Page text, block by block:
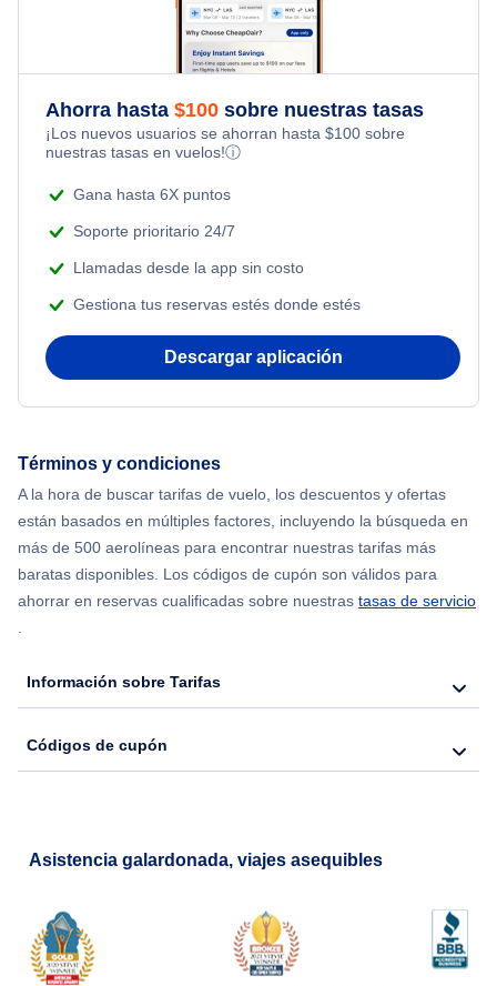
Flights Under $199
Flights from Toronto to Shanghai
Flights from Nueva York to Singapur
Flights from Nueva York to Tel Aviv
Flights from Nueva York to Estanbul
Flights from Nueva York to Mumbai
Flights from Shanghai to Nueva York
Flights from Nueva York to Hong Kong
Flights from Nueva York to Seúl
Honeymoon Vacations
Adventure Vacations
Ahorra hasta $100 sobre nuestras tasas
¡Los nuevos usuarios se ahorran hasta $100 sobre
nuestras tasas en vuelos!ⓘ
Gana hasta 6X puntos
Soporte prioritario 24/7
Llamadas desde la app sin costo
Gestiona tus reservas estés donde estés
Descargar aplicación
Términos y condiciones
A la hora de buscar tarifas de vuelo, los descuentos y ofertas
están basados en múltiples factores, incluyendo la búsqueda en
más de 500 aerolíneas para encontrar nuestras tarifas más
baratas disponibles. Los códigos de cupón son válidos para
ahorrar en reservas cualificadas sobre nuestras tasas de servicio
.
Información sobre Tarifas
Códigos de cupón
Asistencia galardonada, viajes asequibles